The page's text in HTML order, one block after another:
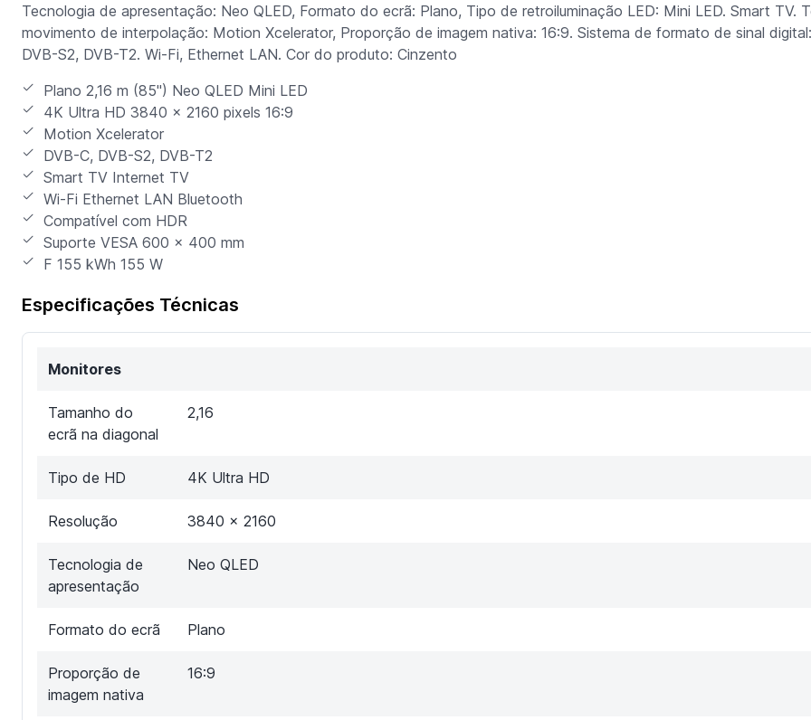
Tecnologia de apresentação: Neo QLED, Formato do ecrã: Plano, Tipo de retroiluminação LED: Mini LED. Smart TV.
movimento de interpolação: Motion Xcelerator, Proporção de imagem nativa: 16:9. Sistema de formato de sinal
DVB-S2, DVB-T2. Wi-Fi, Ethernet LAN. Cor do produto: Cinzento
Plano 2,16 m (85") Neo QLED Mini LED
4K Ultra HD 3840 x 2160 pixels 16:9
Motion Xcelerator
DVB-C, DVB-S2, DVB-T2
Smart TV Internet TV
Wi-Fi Ethernet LAN Bluetooth
Compatível com HDR
Suporte VESA 600 x 400 mm
F 155 kWh 155 W
Especificações Técnicas
Monitores
Tamanho do
ecrã na diagonal
2,16
Tipo de HD 4K Ultra HD
Resolução 3840 x 2160
Tecnologia de
apresentação
Neo QLED
Formato do ecrã Plano
Proporção de
imagem nativa
16:9